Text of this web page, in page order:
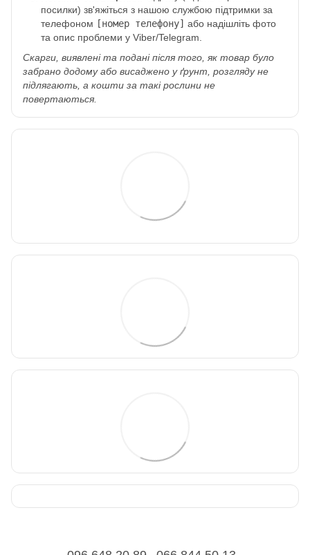
посилки) зв'яжіться з нашою службою підтримки за
телефоном [номер телефону] або надішліть фото
та опис проблеми у Viber/Telegram.
Скарги, виявлені та подані після того, як товар було
забрано додому або висаджено у ґрунт, розгляду не
підлягають, а кошти за такі рослини не
повертаються.